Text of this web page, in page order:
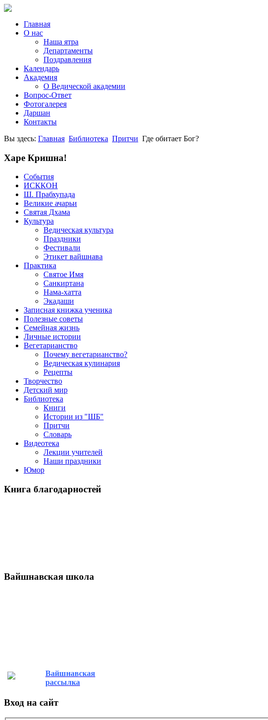
Главная
О нас
Наша ятра
Департаменты
Поздравления
Календарь
Академия
О Ведической академии
Вопрос-Ответ
Фотогалерея
Даршан
Контакты
Вы здесь: Главная Библиотека Притчи Где обитает Бог?
Харе Кришна!
События
ИСККОН
Ш. Прабхупада
Великие ачарьи
Святая Дхама
Культура
Ведическая культура
Праздники
Фестивали
Этикет вайшнава
Практика
Святое Имя
Санкиртана
Нама-хатта
Экадаши
Записная книжка ученика
Полезные советы
Семейная жизнь
Личные истории
Вегетарианство
Почему вегетарианство?
Ведическая кулинария
Рецепты
Творчество
Детский мир
Библиотека
Книги
Истории из "ШБ"
Притчи
Словарь
Видеотека
Лекции учителей
Наши праздники
Юмор
Книга благодарностей
Вайшнавская школа
Вайшнавская
рассылка
Вход на сайт